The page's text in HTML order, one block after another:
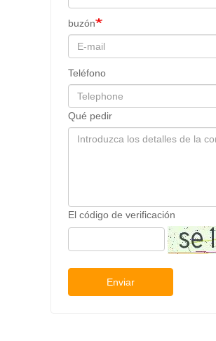
buzón
Teléfono
Qué pedir
El código de verificación
Enviar